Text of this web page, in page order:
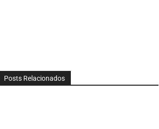
Posts Relacionados